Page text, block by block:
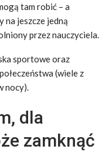
tam robić – a
na jeszcze jedną
przez nauczyciela.
sportowe oraz
(wiele z
nocy).
dla
zamknąć